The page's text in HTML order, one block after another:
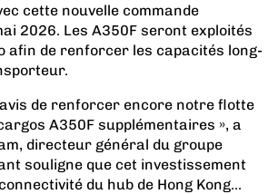
cette nouvelle commande
2026. Les A350F seront exploités
afin de renforcer les capacités long-
de renforcer encore notre flotte
A350F supplémentaires », a
directeur général du groupe
souligne que cet investissement
du hub de Hong Kong...